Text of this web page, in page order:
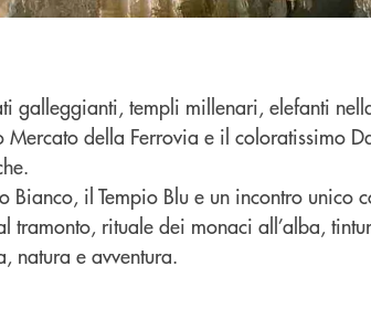
galleggianti, templi millenari, elefanti
della Ferrovia e il coloratissimo
Bianco, il Tempio Blu e un incontro
tramonto, rituale dei monaci all’alba,
natura e avventura.